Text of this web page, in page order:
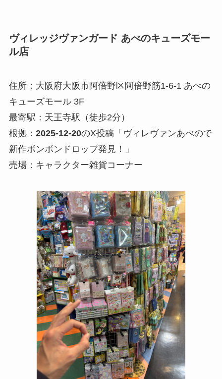
ヴィレッジヴァンガード あべのキューズモー
ル店
住所：大阪府大阪市阿倍野区阿倍野筋1-6-1 あべの
キューズモール 3F
最寄駅：天王寺駅（徒歩2分）
根拠： 2025-12-20のX投稿「ヴィレヴァンあべので
新作ボンボンドロップ発見！」
売場：キャラクター雑貨コーナー